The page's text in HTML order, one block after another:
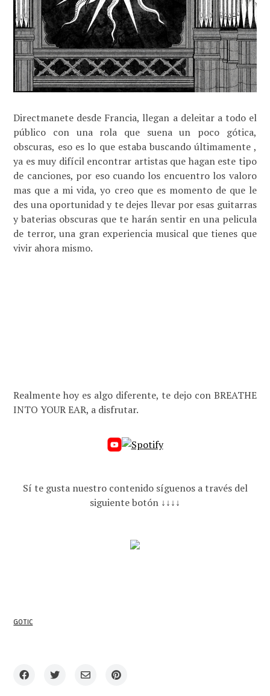
Directmanete desde Francia, llegan a deleitar a todo el
público con una rola que suena un poco gótica,
obscuras, eso es lo que estaba buscando últimamente ,
ya es muy difícil encontrar artistas que hagan este tipo
de canciones, por eso cuando los encuentro los valoro
mas que a mi vida, yo creo que es momento de que le
des una oportunidad y te dejes llevar por esas guitarras
y baterias obscuras que te harán sentir en una pelicula
de terror, una gran experiencia musical que tienes que
vivir ahora mismo.
Realmente hoy es algo diferente, te dejo con BREATHE
INTO YOUR EAR, a disfrutar.
Sí te gusta nuestro contenido síguenos a través del
siguiente botón ↓↓↓↓
GOTIC